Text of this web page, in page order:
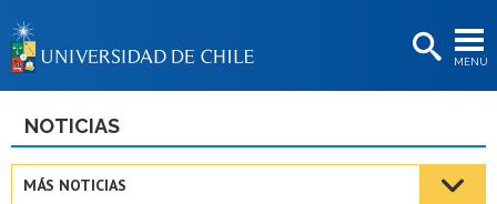
MENÚ
BIBLIOTECAS
NOTICIAS
MÁS NOTICIAS